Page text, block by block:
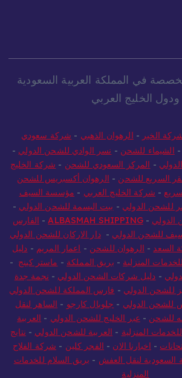
في المملكة العربية السعودية
ودول الخليج العربي
الخير - الرهوان الذهبي - شركة سعودي
- الشيماء للشحن - نسر الوادي للشحن الدولي -
- المركز السعودي للشحن - شركة الخليج
السريع للشحن - الرهوان أكسبريس للشحن
- شركة الخليج العربي - مؤسسة السيف
للشحن الدولي - بيت البسمة للشحن الدولي -
الدولي -
ALBASMAH SHIPPING
- الفارس
للشحن الدولي -دار الاركان للشحن الدولي
السعد - الرهوان للشحن - اعمار المريم - دليل
المنزلية - بريق المملكة - ماستر كينج -
- دليل شركات الشحن الدولي - نجمة جدة
للشحن الدولي - فارس المملكة للشحن الدولي
للشحن الدولي - جلوبال كارجو - الساهر لنقل
للشحن - عبر الخليج للشحن الدولي - العربية
المنزلية - العربية للشحن الدولي - نتايج
- اخبارنا الان - الفجر كلين - شركة الفلاح
السعودية لنقل العفش - بريق السلام للخدمات
المنزلية